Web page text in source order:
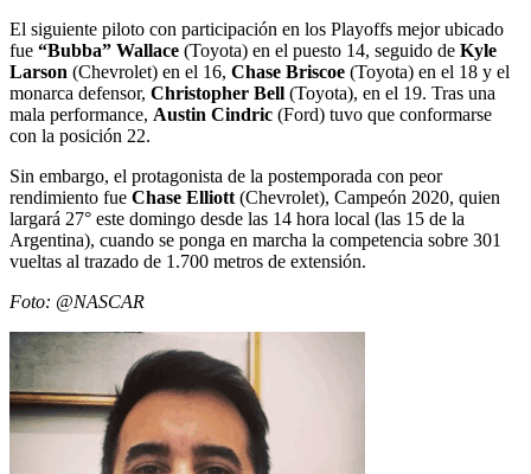
El siguiente piloto con participación en los Playoffs mejor ubicado
fue “Bubba” Wallace (Toyota) en el puesto 14, seguido de Kyle
Larson (Chevrolet) en el 16, Chase Briscoe (Toyota) en el 18 y el
monarca defensor, Christopher Bell (Toyota), en el 19. Tras una
mala performance, Austin Cindric (Ford) tuvo que conformarse
con la posición 22.
Sin embargo, el protagonista de la postemporada con peor
rendimiento fue Chase Elliott (Chevrolet), Campeón 2020, quien
largará 27° este domingo desde las 14 hora local (las 15 de la
Argentina), cuando se ponga en marcha la competencia sobre 301
vueltas al trazado de 1.700 metros de extensión.
Foto: @NASCAR